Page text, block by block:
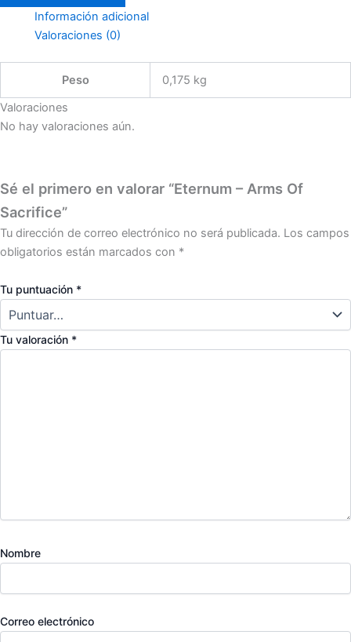
Información adicional
Valoraciones (0)
Peso
0,175 kg
Valoraciones
No hay valoraciones aún.
Sé el primero en valorar “Eternum – Arms Of
Sacrifice”
Tu dirección de correo electrónico no será publicada. Los campos
obligatorios están marcados con *
Tu puntuación *
Tu valoración *
Nombre
Correo electrónico